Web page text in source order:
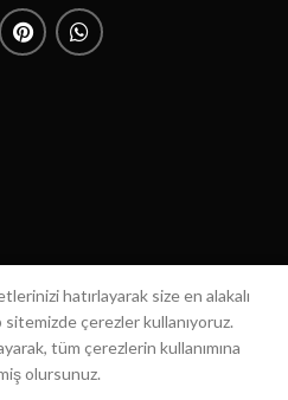
hatırlayarak size en alakalı
çerezler kullanıyoruz.
tüm çerezlerin kullanımına
olursunuz.